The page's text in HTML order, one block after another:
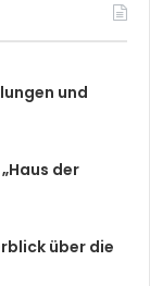
und
der
über die